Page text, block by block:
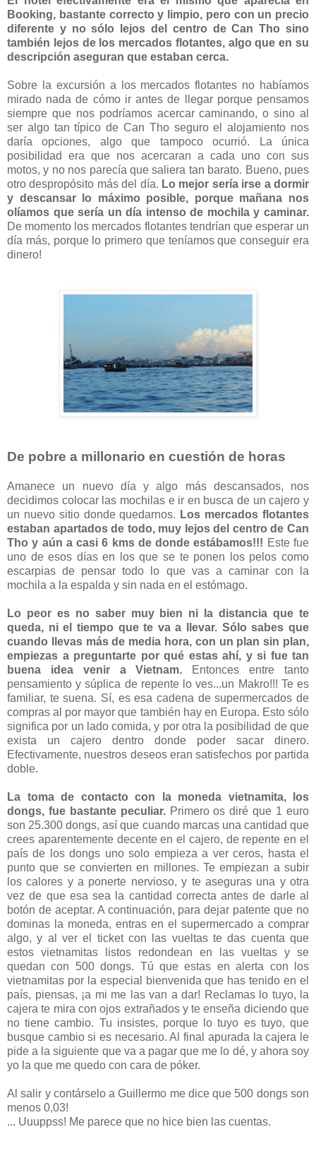
Booking, bastante correcto y limpio, pero con un precio
diferente y no sólo lejos del centro de Can Tho sino
también lejos de los mercados flotantes, algo que en su
descripción aseguran que estaban cerca.
Sobre la excursión a los mercados flotantes no habíamos
mirado nada de cómo ir antes de llegar porque pensamos
siempre que nos podríamos acercar caminando, o sino al
ser algo tan típico de Can Tho seguro el alojamiento nos
daría opciones, algo que tampoco ocurrió. La única
posibilidad era que nos acercaran a cada uno con sus
motos, y no nos parecía que saliera tan barato. Bueno, pues
otro despropósito más del día. Lo mejor sería irse a dormir
y descansar lo máximo posible, porque mañana nos
olíamos que sería un día intenso de mochila y caminar.
De momento los mercados flotantes tendrían que esperar un
día más, porque lo primero que teníamos que conseguir era
dinero!
De pobre a millonario en cuestión de horas
Amanece un nuevo día y algo más descansados, nos
decidimos colocar las mochilas e ir en busca de un cajero y
un nuevo sitio donde quedarnos. Los mercados flotantes
estaban apartados de todo, muy lejos del centro de Can
Tho y aún a casi 6 kms de donde estábamos!!! Este fue
uno de esos días en los que se te ponen los pelos como
escarpias de pensar todo lo que vas a caminar con la
mochila a la espalda y sin nada en el estómago.
Lo peor es no saber muy bien ni la distancia que te
queda, ni el tiempo que te va a llevar. Sólo sabes que
cuando llevas más de media hora, con un plan sin plan,
empiezas a preguntarte por qué estas ahí, y si fue tan
buena idea venir a Vietnam. Entonces entre tanto
pensamiento y súplica de repente lo ves...un Makro!!! Te es
familiar, te suena. Sí, es esa cadena de supermercados de
compras al por mayor que también hay en Europa. Esto sólo
significa por un lado comida, y por otra la posibilidad de que
exista un cajero dentro donde poder sacar dinero.
Efectivamente, nuestros deseos eran satisfechos por partida
doble.
La toma de contacto con la moneda vietnamita, los
dongs, fue bastante peculiar.Primero os diré que 1 euro
son 25.300 dongs, así que cuando marcas una cantidad que
crees aparentemente decente en el cajero, de repente en el
país de los dongs uno solo empieza a ver ceros, hasta el
punto que se convierten en millones. Te empiezan a subir
los calores y a ponerte nervioso, y te aseguras una y otra
vez de que esa sea la cantidad correcta antes de darle al
botón de aceptar. A continuación, para dejar patente que no
dominas la moneda, entras en el supermercado a comprar
algo, y al ver el ticket con las vueltas te das cuenta que
estos vietnamitas listos redondean en las vueltas y se
quedan con 500 dongs. Tú que estas en alerta con los
vietnamitas por la especial bienvenida que has tenido en el
país, piensas, ¡a mi me las van a dar! Reclamas lo tuyo, la
cajera te mira con ojos extrañados y te enseña diciendo que
no tiene cambio. Tu insistes, porque lo tuyo es tuyo, que
busque cambio si es necesario. Al final apurada la cajera le
pide a la siguiente que va a pagar que me lo dé, y ahora soy
yo la que me quedo con cara de póker.
Al salir y contárselo a Guillermo me dice que 500 dongs son
menos 0,03!
... Uuuppss! Me parece que no hice bien las cuentas.